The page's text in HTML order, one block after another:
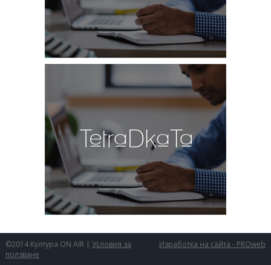
Изработка на сайта - PROweb
©2014 Култура ON AIR | Условия за
ползване